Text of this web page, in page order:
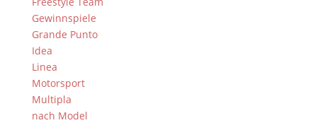
Gewinnspiele
Grande Punto
Idea
Linea
Motorsport
Multipla
nach Model